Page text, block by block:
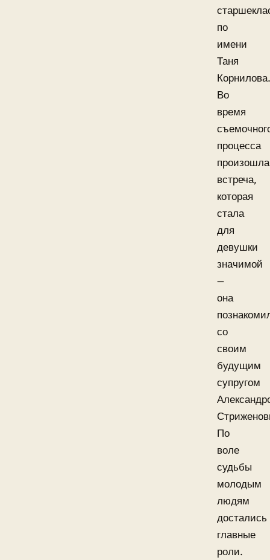
по
имени
Таня
Корнилова.
Во
время
процесса
произошла
встреча,
которая
стала
для
девушки
значимой
—
она
со
своим
будущим
супругом
По
воле
судьбы
молодым
людям
достались
главные
роли.